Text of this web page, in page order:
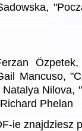
Mancuso,
Nilova,
Phelan
ie znajdziesz